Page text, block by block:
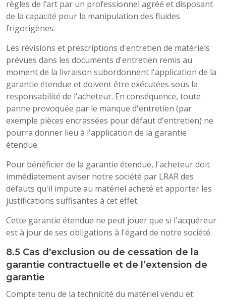
règles de l’art par un professionnel agréé et disposant
de la capacité pour la manipulation des fluides
frigorigènes.
Les révisions et prescriptions d'entretien de matériels
prévues dans les documents d'entretien remis au
moment de la livraison subordonnent l'application de la
garantie étendue et doivent être exécutées sous la
responsabilité de l'acheteur. En conséquence, toute
panne provoquée par le manque d'entretien (par
exemple pièces encrassées pour défaut d'entretien) ne
pourra donner lieu à l'application de la garantie
étendue.
Pour bénéficier de la garantie étendue, l'acheteur doit
immédiatement aviser notre société par LRAR des
défauts qu'il impute au matériel acheté et apporter les
justifications suffisantes à cet effet.
Cette garantie étendue ne peut jouer que si l'acquéreur
est à jour de ses obligations à l'égard de notre société.
8.5 Cas d'exclusion ou de cessation de la
garantie contractuelle et de l’extension de
garantie
Compte tenu de la technicité du matériel vendu et